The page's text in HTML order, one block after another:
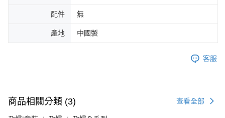
配件 無
產地 中國製
客服
商品相關分類 (3) 查看全部